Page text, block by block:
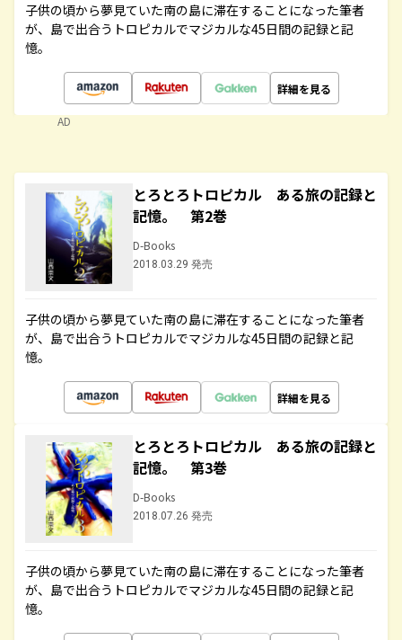
子供の頃から夢見ていた南の島に滞在することになった筆者
が、島で出合うトロピカルでマジカルな45日間の記録と記
憶。
詳細を見る
AD
とろとろトロピカル ある旅の記録と
記憶。 第2巻
D-Books
2018.03.29 発売
子供の頃から夢見ていた南の島に滞在することになった筆者
が、島で出合うトロピカルでマジカルな45日間の記録と記
憶。
詳細を見る
とろとろトロピカル ある旅の記録と
記憶。 第3巻
D-Books
2018.07.26 発売
子供の頃から夢見ていた南の島に滞在することになった筆者
が、島で出合うトロピカルでマジカルな45日間の記録と記
憶。